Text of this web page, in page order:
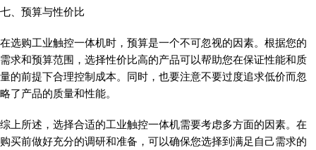
七、预算与性价比
在选购工业触控一体机时，预算是一个不可忽视的因素。根据您的
需求和预算范围，选择性价比高的产品可以帮助您在保证性能和质
量的前提下合理控制成本。同时，也要注意不要过度追求低价而忽
略了产品的质量和性能。
综上所述，选择合适的工业触控一体机需要考虑多方面的因素。在
购买前做好充分的调研和准备，可以确保您选择到满足自己需求的